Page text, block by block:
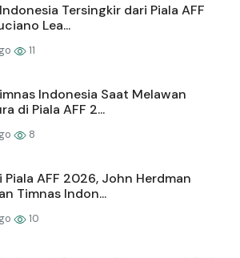
Tersingkir dari Piala AFF
Lea...
11
Indonesia Saat Melawan
di Piala AFF 2...
8
Piala AFF 2026, John Herdman
Timnas Indon...
10